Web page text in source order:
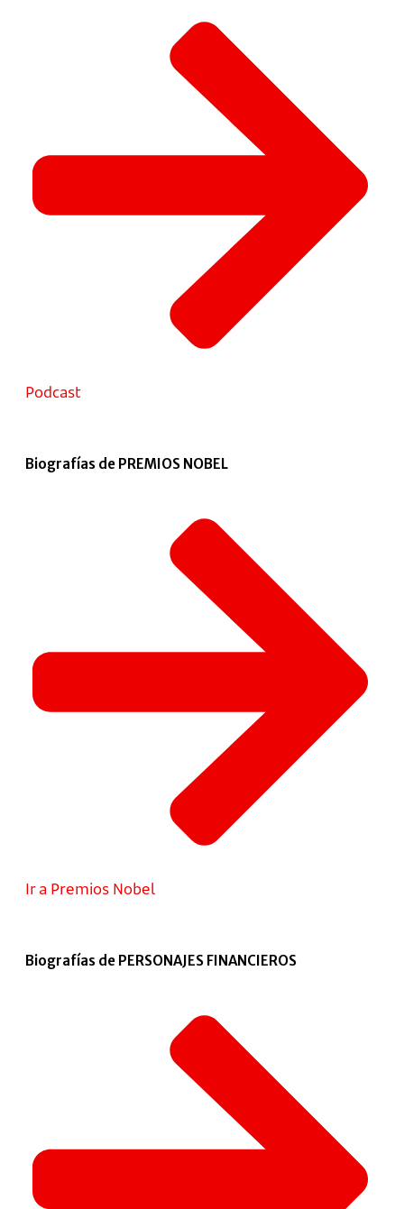
Podcast
Biografías de PREMIOS NOBEL
Ir a Premios Nobel
Biografías de PERSONAJES FINANCIEROS